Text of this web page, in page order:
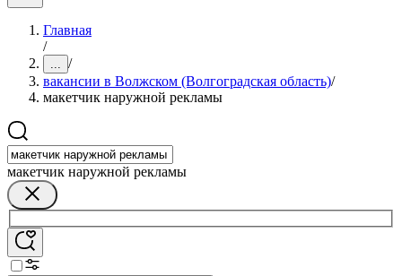
Главная
/
... /
вакансии в Волжском (Волгоградская область)/
макетчик наружной рекламы
макетчик наружной рекламы